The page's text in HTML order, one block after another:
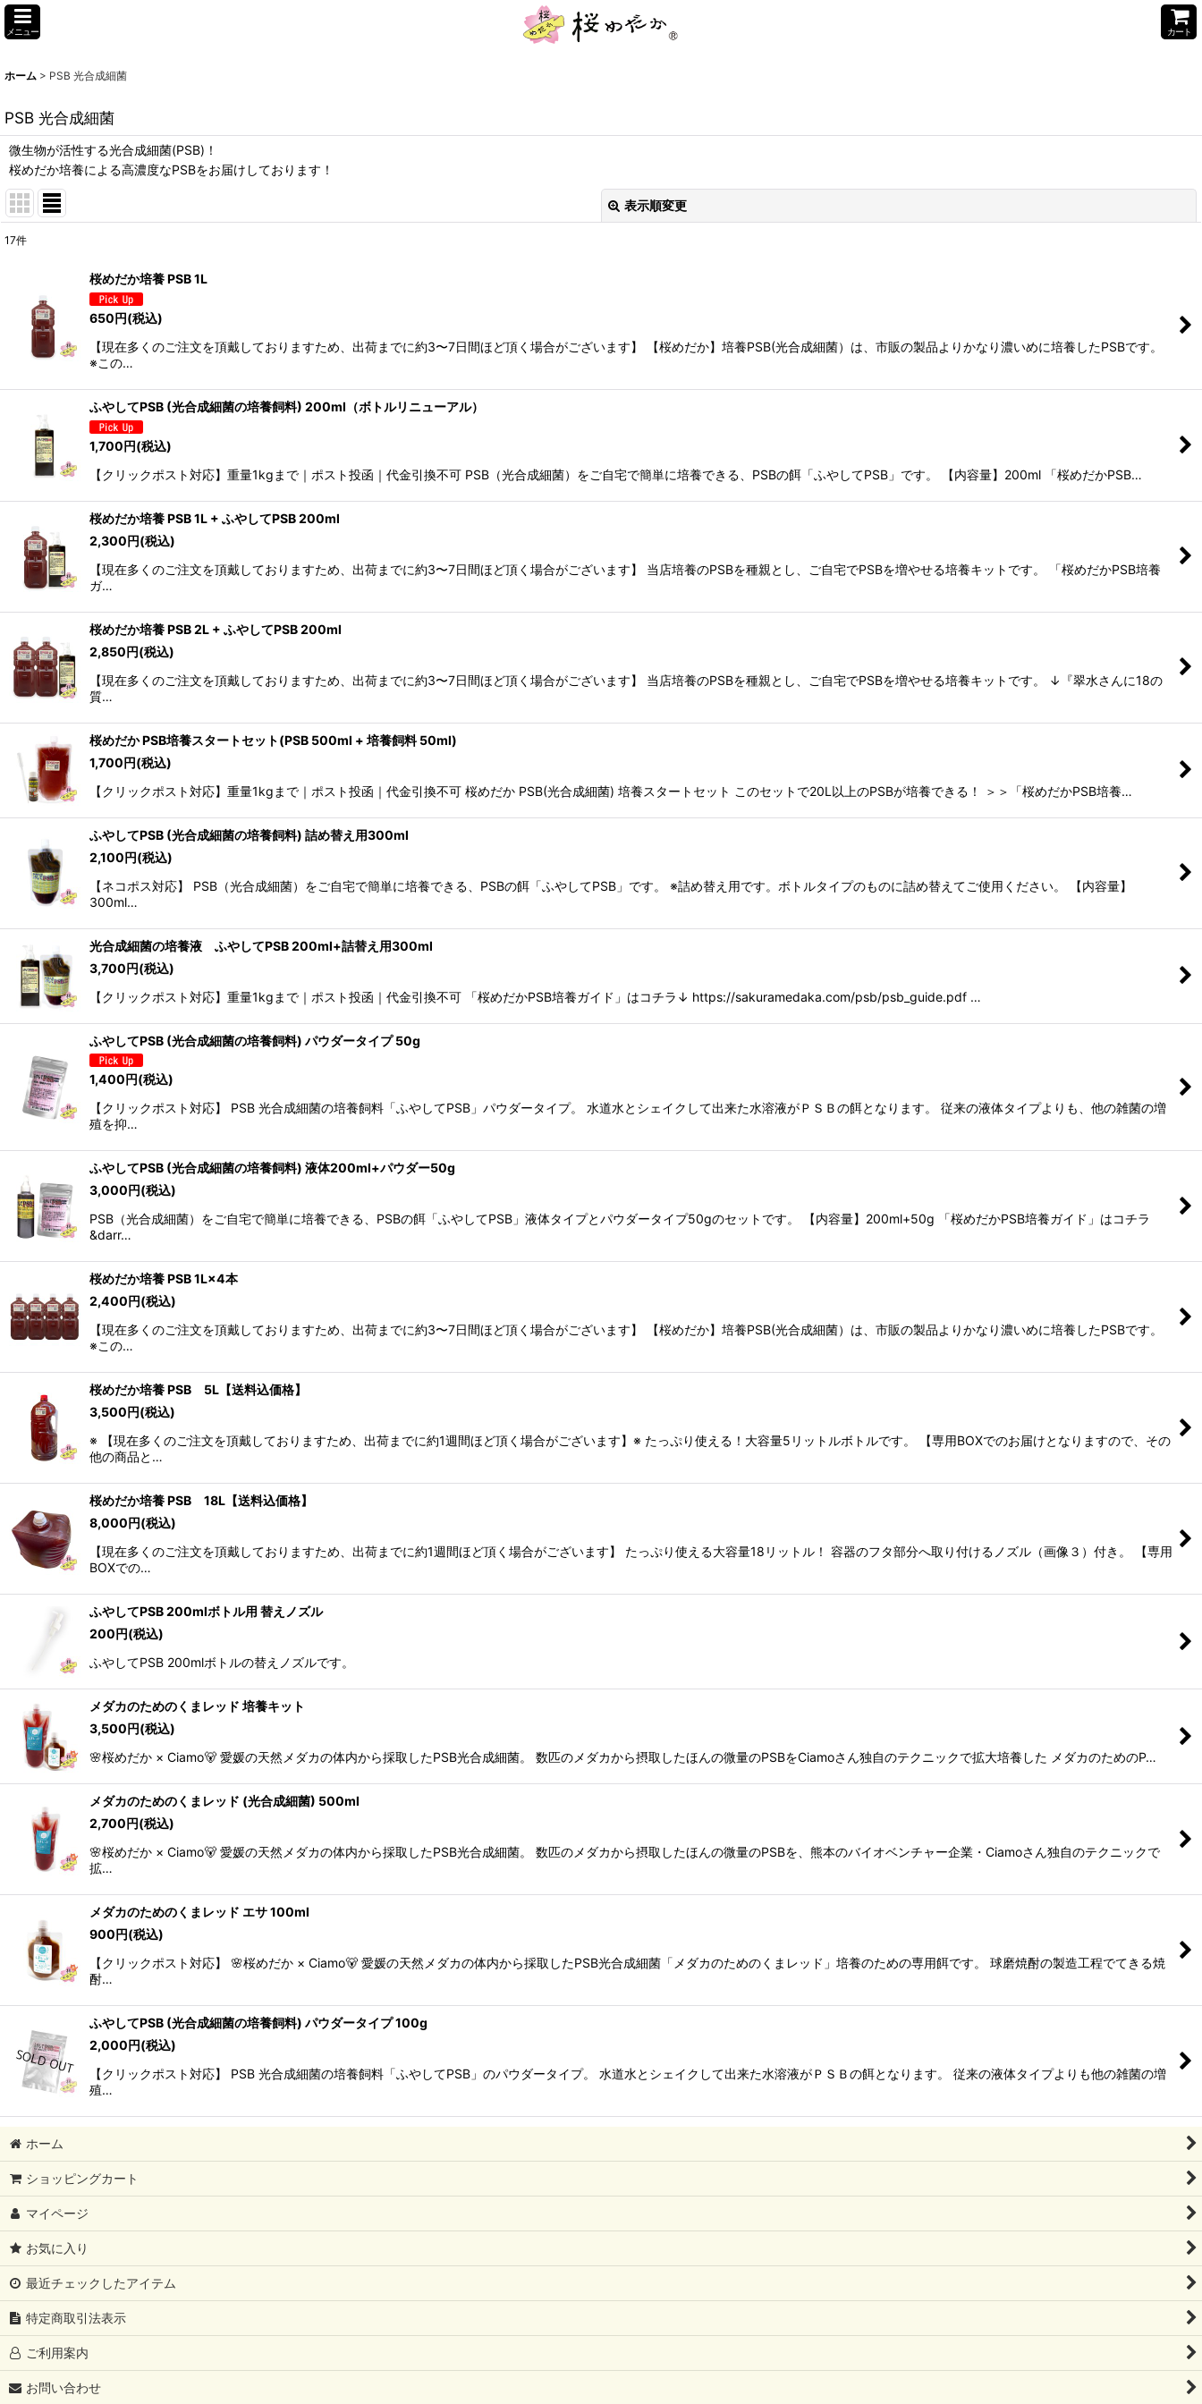
メニュー カート
ホーム > PSB 光合成細菌
PSB 光合成細菌
微生物が活性する光合成細菌(PSB)！
桜めだか培養による高濃度なPSBをお届けしております！
表示順変更
表示数
並び順
17件
桜めだか培養 PSB 1L
650円(税込)
【現在多くのご注文を頂戴しておりますため、出荷までに約3〜7日間ほど頂く場合がございます】 【桜めだか】培養PSB(光合成細菌）は、市販の製品よりかなり濃いめに培養したPSBです。
※この…
ふやしてPSB (光合成細菌の培養飼料) 200ml（ボトルリニューアル）
1,700円(税込)
【クリックポスト対応】重量1kgまで｜ポスト投函｜代金引換不可 PSB（光合成細菌）をご自宅で簡単に培養できる、PSBの餌「ふやしてPSB」です。 【内容量】200ml 「桜めだかPSB…
桜めだか培養 PSB 1L + ふやしてPSB 200ml
2,300円(税込)
【現在多くのご注文を頂戴しておりますため、出荷までに約3〜7日間ほど頂く場合がございます】 当店培養のPSBを種親とし、ご自宅でPSBを増やせる培養キットです。 「桜めだかPSB培養
ガ…
桜めだか培養 PSB 2L + ふやしてPSB 200ml
2,850円(税込)
【現在多くのご注文を頂戴しておりますため、出荷までに約3〜7日間ほど頂く場合がございます】 当店培養のPSBを種親とし、ご自宅でPSBを増やせる培養キットです。 ↓『翠水さんに18の
質…
桜めだか PSB培養スタートセット(PSB 500ml + 培養飼料 50ml)
1,700円(税込)
【クリックポスト対応】重量1kgまで｜ポスト投函｜代金引換不可 桜めだか PSB(光合成細菌) 培養スタートセット このセットで20L以上のPSBが培養できる！ ＞＞「桜めだかPSB培養…
ふやしてPSB (光合成細菌の培養飼料) 詰め替え用300ml
2,100円(税込)
【ネコポス対応】 PSB（光合成細菌）をご自宅で簡単に培養できる、PSBの餌「ふやしてPSB」です。 ※詰め替え用です。ボトルタイプのものに詰め替えてご使用ください。 【内容量】
300ml…
光合成細菌の培養液 ふやしてPSB 200ml+詰替え用300ml
3,700円(税込)
【クリックポスト対応】重量1kgまで｜ポスト投函｜代金引換不可 「桜めだかPSB培養ガイド」はコチラ↓ https://sakuramedaka.com/psb/psb_guide.pdf …
ふやしてPSB (光合成細菌の培養飼料) パウダータイプ 50g
1,400円(税込)
【クリックポスト対応】 PSB 光合成細菌の培養飼料「ふやしてPSB」パウダータイプ。 水道水とシェイクして出来た水溶液がＰＳＢの餌となります。 従来の液体タイプよりも、他の雑菌の増
殖を抑…
ふやしてPSB (光合成細菌の培養飼料) 液体200ml+パウダー50g
3,000円(税込)
PSB（光合成細菌）をご自宅で簡単に培養できる、PSBの餌「ふやしてPSB」液体タイプとパウダータイプ50gのセットです。 【内容量】200ml+50g 「桜めだかPSB培養ガイド」はコチラ
&darr…
桜めだか培養 PSB 1L×4本
2,400円(税込)
【現在多くのご注文を頂戴しておりますため、出荷までに約3〜7日間ほど頂く場合がございます】 【桜めだか】培養PSB(光合成細菌）は、市販の製品よりかなり濃いめに培養したPSBです。
※この…
桜めだか培養 PSB 5L【送料込価格】
3,500円(税込)
※ 【現在多くのご注文を頂戴しておりますため、出荷までに約1週間ほど頂く場合がございます】※ たっぷり使える！大容量5リットルボトルです。 【専用BOXでのお届けとなりますので、その
他の商品と…
桜めだか培養 PSB 18L【送料込価格】
8,000円(税込)
【現在多くのご注文を頂戴しておりますため、出荷までに約1週間ほど頂く場合がございます】 たっぷり使える大容量18リットル！ 容器のフタ部分へ取り付けるノズル（画像３）付き。 【専用
BOXでの…
ふやしてPSB 200mlボトル用 替えノズル
200円(税込)
ふやしてPSB 200mlボトルの替えノズルです。
メダカのためのくまレッド 培養キット
3,500円(税込)
🌸桜めだか × Ciamo🐻 愛媛の天然メダカの体内から採取したPSB光合成細菌。 数匹のメダカから摂取したほんの微量のPSBをCiamoさん独自のテクニックで拡大培養した メダカのためのP…
メダカのためのくまレッド (光合成細菌) 500ml
2,700円(税込)
🌸桜めだか × Ciamo🐻 愛媛の天然メダカの体内から採取したPSB光合成細菌。 数匹のメダカから摂取したほんの微量のPSBを、熊本のバイオベンチャー企業・Ciamoさん独自のテクニックで
拡…
メダカのためのくまレッド エサ 100ml
900円(税込)
【クリックポスト対応】 🌸桜めだか × Ciamo🐻 愛媛の天然メダカの体内から採取したPSB光合成細菌「メダカのためのくまレッド」培養のための専用餌です。 球磨焼酎の製造工程でてきる焼
酎…
ふやしてPSB (光合成細菌の培養飼料) パウダータイプ 100g
2,000円(税込)
【クリックポスト対応】 PSB 光合成細菌の培養飼料「ふやしてPSB」のパウダータイプ。 水道水とシェイクして出来た水溶液がＰＳＢの餌となります。 従来の液体タイプよりも他の雑菌の増
殖…
ホーム
ショッピングカート
マイページ
お気に入り
最近チェックしたアイテム
特定商取引法表示
ご利用案内
お問い合わせ